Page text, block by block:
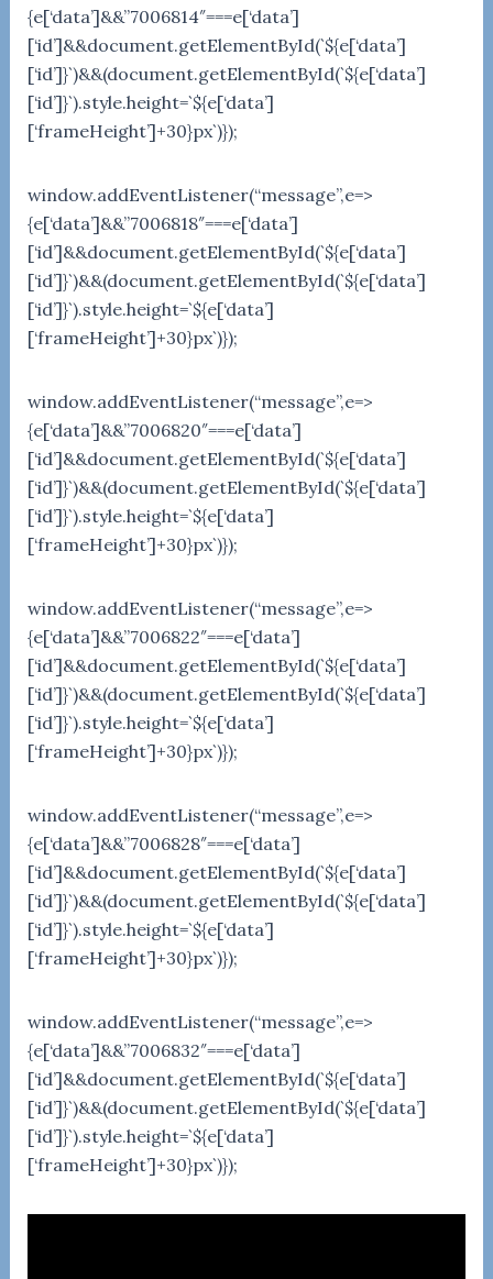
{e[‘data’]&&”7006814″===e[‘data’]
[‘id’]&&document.getElementById(`${e[‘data’]
[‘id’]}`)&&(document.getElementById(`${e[‘data’]
[‘id’]}`).style.height=`${e[‘data’]
[‘frameHeight’]+30}px`)});
window.addEventListener(“message”,e=>
{e[‘data’]&&”7006818″===e[‘data’]
[‘id’]&&document.getElementById(`${e[‘data’]
[‘id’]}`)&&(document.getElementById(`${e[‘data’]
[‘id’]}`).style.height=`${e[‘data’]
[‘frameHeight’]+30}px`)});
window.addEventListener(“message”,e=>
{e[‘data’]&&”7006820″===e[‘data’]
[‘id’]&&document.getElementById(`${e[‘data’]
[‘id’]}`)&&(document.getElementById(`${e[‘data’]
[‘id’]}`).style.height=`${e[‘data’]
[‘frameHeight’]+30}px`)});
window.addEventListener(“message”,e=>
{e[‘data’]&&”7006822″===e[‘data’]
[‘id’]&&document.getElementById(`${e[‘data’]
[‘id’]}`)&&(document.getElementById(`${e[‘data’]
[‘id’]}`).style.height=`${e[‘data’]
[‘frameHeight’]+30}px`)});
window.addEventListener(“message”,e=>
{e[‘data’]&&”7006828″===e[‘data’]
[‘id’]&&document.getElementById(`${e[‘data’]
[‘id’]}`)&&(document.getElementById(`${e[‘data’]
[‘id’]}`).style.height=`${e[‘data’]
[‘frameHeight’]+30}px`)});
window.addEventListener(“message”,e=>
{e[‘data’]&&”7006832″===e[‘data’]
[‘id’]&&document.getElementById(`${e[‘data’]
[‘id’]}`)&&(document.getElementById(`${e[‘data’]
[‘id’]}`).style.height=`${e[‘data’]
[‘frameHeight’]+30}px`)});